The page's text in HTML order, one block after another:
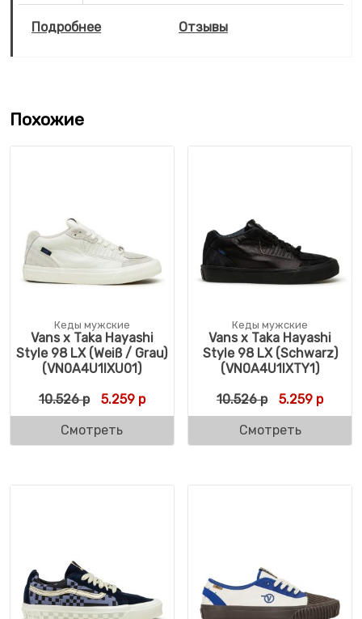
Подробнее Отзывы
Похожие
Кеды мужские
Vans x Taka Hayashi
Style 98 LX (Weiß / Grau)
(VN0A4U1IXU01)
10.526р Первоначальная цена составляла 10.526
5.259рТекущая цена: 5.259 р.
Смотреть
Кеды мужские
Vans x Taka Hayashi
Style 98 LX (Schwarz)
(VN0A4U1IXTY1)
10.526р 5.259 р
Смотреть